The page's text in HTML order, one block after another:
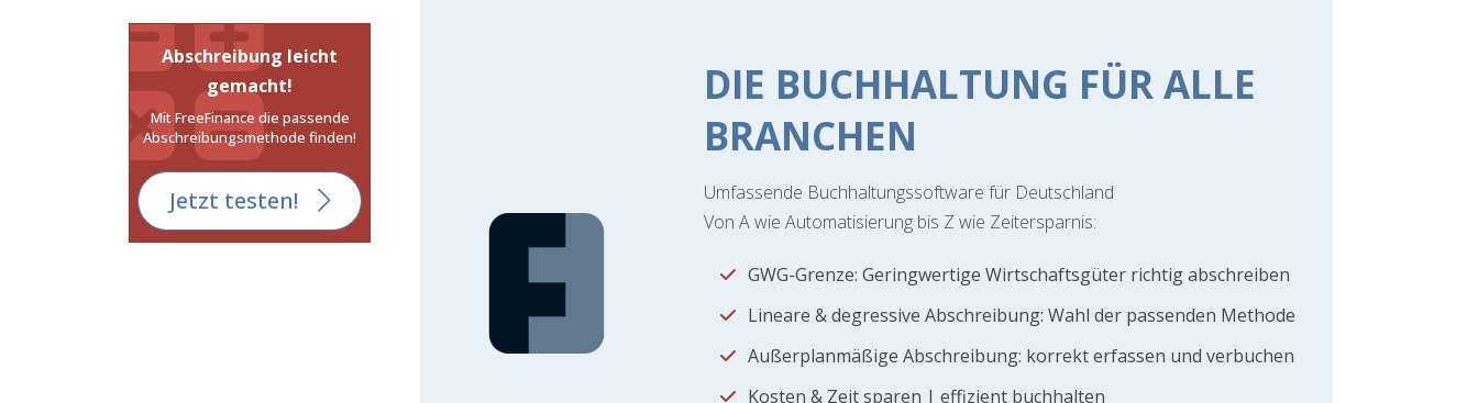
Abschreibung leicht
gemacht!
Mit FreeFinance die passende
Abschreibungsmethode finden!
Jetzt testen!
DIE BUCHHALTUNG FÜR ALLE
BRANCHEN
Umfassende Buchhaltungssoftware für Deutschland
Von A wie Automatisierung bis Z wie Zeitersparnis:
GWG-Grenze: Geringwertige Wirtschaftsgüter richtig abschreiben
Lineare & degressive Abschreibung: Wahl der passenden Methode
Außerplanmäßige Abschreibung: korrekt erfassen und verbuchen
Kosten & Zeit sparen | effizient buchhalten